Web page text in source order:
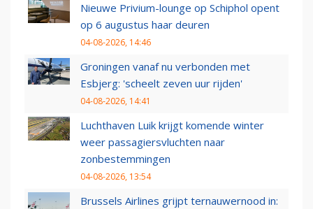
Nieuwe Privium-lounge op Schiphol opent
op 6 augustus haar deuren
04-08-2026, 14:46
Groningen vanaf nu verbonden met
Esbjerg: 'scheelt zeven uur rijden'
04-08-2026, 14:41
Luchthaven Luik krijgt komende winter
weer passagiersvluchten naar
zonbestemmingen
04-08-2026, 13:54
Brussels Airlines grijpt ternauwernood in: